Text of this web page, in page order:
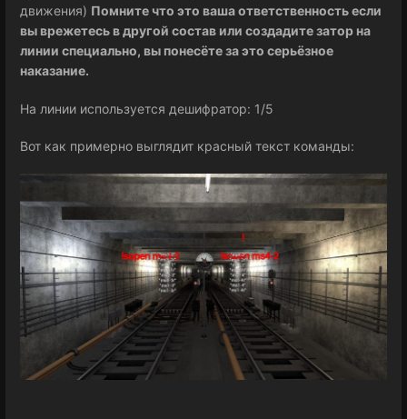
движения) Помните что это ваша ответственность если
вы врежетесь в другой состав или создадите затор на
линии специально, вы понесёте за это серьёзное
наказание.
На линии используется дешифратор: 1/5
Вот как примерно выглядит красный текст команды: